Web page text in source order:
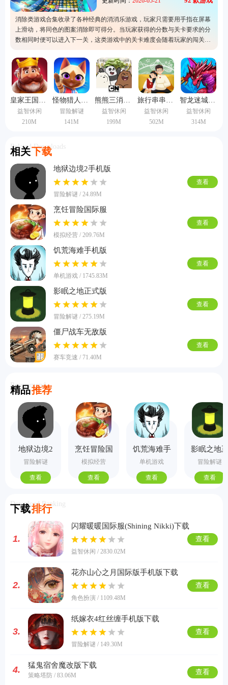
消除类游戏合集收录了各种经典的消消乐游戏，玩家只需要用手指在屏幕
上滑动，将同色的图案消除即可得分。当玩家获得的分数与关卡要求的分
数相同时便可以进入下一关，这类游戏中的关卡难度会随着玩家的闯关进
度越来越困难。玩家还可以通过消除类游戏释放自己的压力，缓解心情，
无论男女老少都可以进行游玩。
益智休闲
210M
冒险解谜
141M
益智休闲
199M
益智休闲
502M
智龙迷城中文版
益智休闲
314M
相关下载
Related Downloads
地狱边境2手机版
冒险解谜 / 24.89M
查看
烹饪冒险国际服
模拟经营 / 209.76M
查看
饥荒海难手机版
单机游戏 / 1745.83M
查看
影眠之地正式版
冒险解谜 / 275.19M
查看
僵尸战车无敌版
赛车竞速 / 71.40M
查看
精品推荐
Recommend
地狱边境2
手机版
冒险解谜
查看
烹饪冒险国
际服
模拟经营
查看
饥荒海难手
机版
单机游戏
查看
影眠之地
式版
冒险解谜
查看
下载排行
Download Ranking
1.
闪耀暖暖国际服(Shining Nikki)下载
益智休闲 / 2830.02M
查看
2.
花亦山心之月国际版手机版下载
角色扮演 / 1109.48M
查看
3.
纸嫁衣4红丝缠手机版下载
冒险解谜 / 149.30M
查看
4. 猛鬼宿舍魔改版下载
策略塔防 / 83.06M 查看